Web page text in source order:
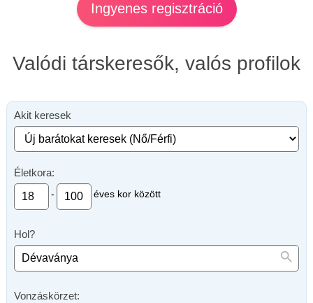
Ingyenes regisztráció
Valódi társkeresők, valós profilok
Akit keresek
Életkora:
- éves kor között
Hol?
Vonzáskörzet: